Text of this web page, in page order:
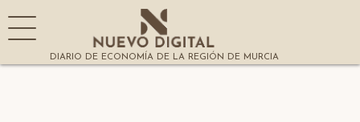
DIARIO DE ECONOMÍA DE LA REGIÓN DE MURCIA